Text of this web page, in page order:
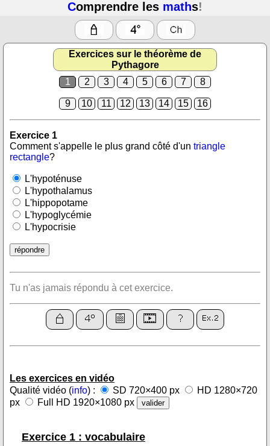
Comprendre les maths!
Exercices sur le théorème de
Pythagore
1
2 3 4 5 6 7 8
9 10 11 12 13 14 15 16
Exercice 1
Comment s'appelle le plus grand côté d'un triangle
rectangle?
L'hypoténuse
L'hypothalamus
L'hippopotame
L'hypoglycémie
L'hypocrisie
Tu n'as jamais répondu à cet exercice.
Les exercices en vidéo
Qualité vidéo (info) : SD 720×400 px
HD 1280×720
px
Full HD 1920×1080 px
Exercice 1 : vocabulaire